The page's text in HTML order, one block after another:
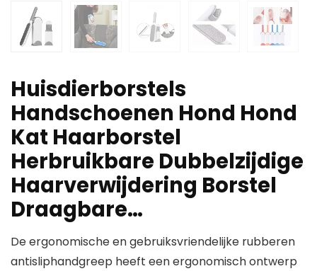
Huisdierborstels
Handschoenen Hond Hond
Kat Haarborstel
Herbruikbare Dubbelzijdige
Haarverwijdering Borstel
Draagbare…
De ergonomische en gebruiksvriendelijke rubberen
antisliphandgreep heeft een ergonomisch ontwerp